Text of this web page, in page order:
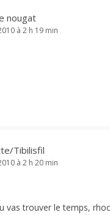
nougat
à 2 h 19 min
Tibilisfil
à 2 h 20 min
vas trouver le temps,